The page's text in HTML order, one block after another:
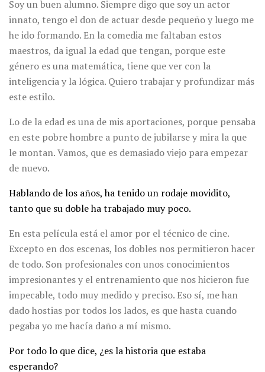
Soy un buen alumno. Siempre digo que soy un actor
innato, tengo el don de actuar desde pequeño y luego me
he ido formando. En la comedia me faltaban estos
maestros, da igual la edad que tengan, porque este
género es una matemática, tiene que ver con la
inteligencia y la lógica. Quiero trabajar y profundizar más
este estilo.
Lo de la edad es una de mis aportaciones, porque pensaba
en este pobre hombre a punto de jubilarse y mira la que
le montan. Vamos, que es demasiado viejo para empezar
de nuevo.
Hablando de los años, ha tenido un rodaje movidito,
tanto que su doble ha trabajado muy poco.
En esta película está el amor por el técnico de cine.
Excepto en dos escenas, los dobles nos permitieron hacer
de todo. Son profesionales con unos conocimientos
impresionantes y el entrenamiento que nos hicieron fue
impecable, todo muy medido y preciso. Eso sí, me han
dado hostias por todos los lados, es que hasta cuando
pegaba yo me hacía daño a mí mismo.
Por todo lo que dice, ¿es la historia que estaba
esperando?